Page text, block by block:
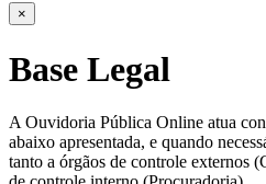
×
Base Legal
A Ouvidoria Pública Online atua
abaixo apresentada, e quando
tanto a órgãos de controle externos